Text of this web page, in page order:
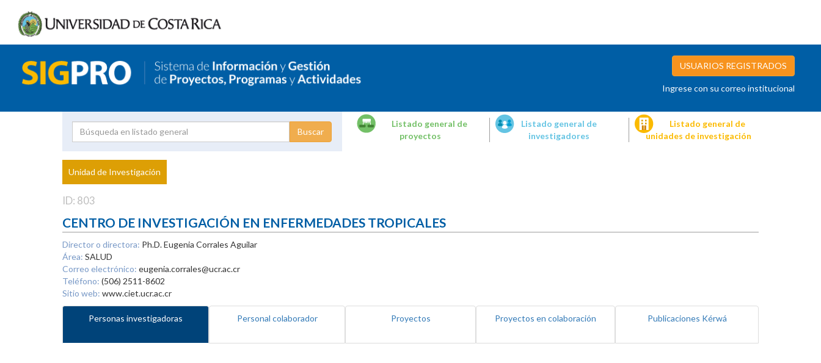
USUARIOS REGISTRADOS
Ingrese con su correo institucional
Proyecto
Investigador
Listado general de
proyectos
Listado general de
investigadores
Listado general de
unidades de investigación
Unidad de Investigación
ID: 803
CENTRO DE INVESTIGACIÓN EN ENFERMEDADES TROPICALES
Director o directora: Ph.D. Eugenia Corrales Aguilar
Área: SALUD
Correo electrónico: eugenia.corrales@ucr.ac.cr
Teléfono: (506) 2511-8602
Sitio web: www.ciet.ucr.ac.cr
Personas investigadoras Personal colaborador Proyectos Proyectos en colaboración Publicaciones Kérwá